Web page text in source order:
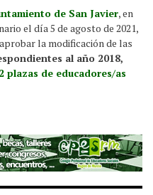
de San Javier, en
el día 5 de agosto de 2021,
la modificación de las
al año 2018,
2 plazas de educadores/as